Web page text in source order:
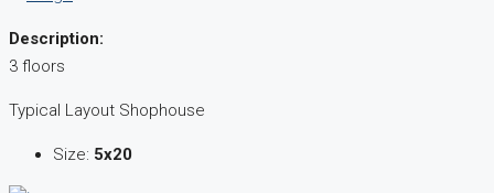
Description:
3 floors
Typical Layout Shophouse
Size: 5x20